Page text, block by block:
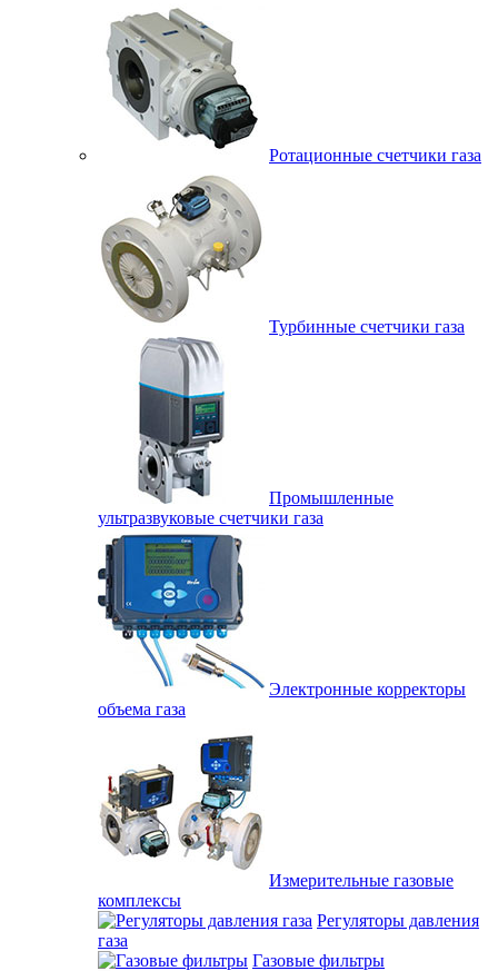
Ротационные счетчики газа
Турбинные счетчики газа
Промышленные
ультразвуковые счетчики газа
Электронные корректоры
объема газа
Измерительные газовые
комплексы
Регуляторы давления
газа
Газовые фильтры